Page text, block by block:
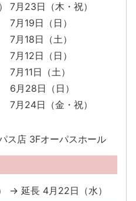
7月23日（木・祝）
7月19日（日）
7月18日（土）
7月12日（日）
7月11日（土）
6月28日（日）
7月24日（金・祝）
ス店 3Fオーパスホール
→ 延長 4月22日（水）